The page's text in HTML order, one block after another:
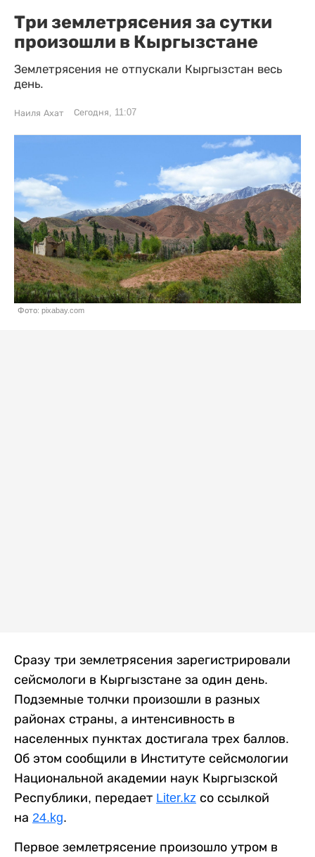
Три землетрясения за сутки
произошли в Кыргызстане
Землетрясения не отпускали Кыргызстан весь
день.
Наиля Ахат Сегодня, 11:07
Фото: pixabay.com
Сразу три землетрясения зарегистрировали
сейсмологи в Кыргызстане за один день.
Подземные толчки произошли в разных
районах страны, а интенсивность в
населенных пунктах достигала трех баллов.
Об этом сообщили в Институте сейсмологии
Национальной академии наук Кыргызской
Республики, передает Liter.kz со ссылкой
на 24.kg.
Первое землетрясение произошло утром в